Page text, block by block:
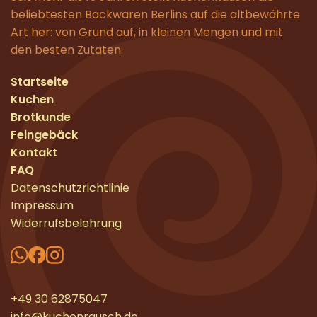
beliebtesten Backwaren Berlins auf die altbewährte
Art her: von Grund auf, in kleinen Mengen und mit
den besten Zutaten.
Startseite
Kuchen
Brotkunde
Feingebäck
Kontakt
FAQ
Datenschutzrichtlinie
Impressum
Widerrufsbelehrung
+49 30 62875047